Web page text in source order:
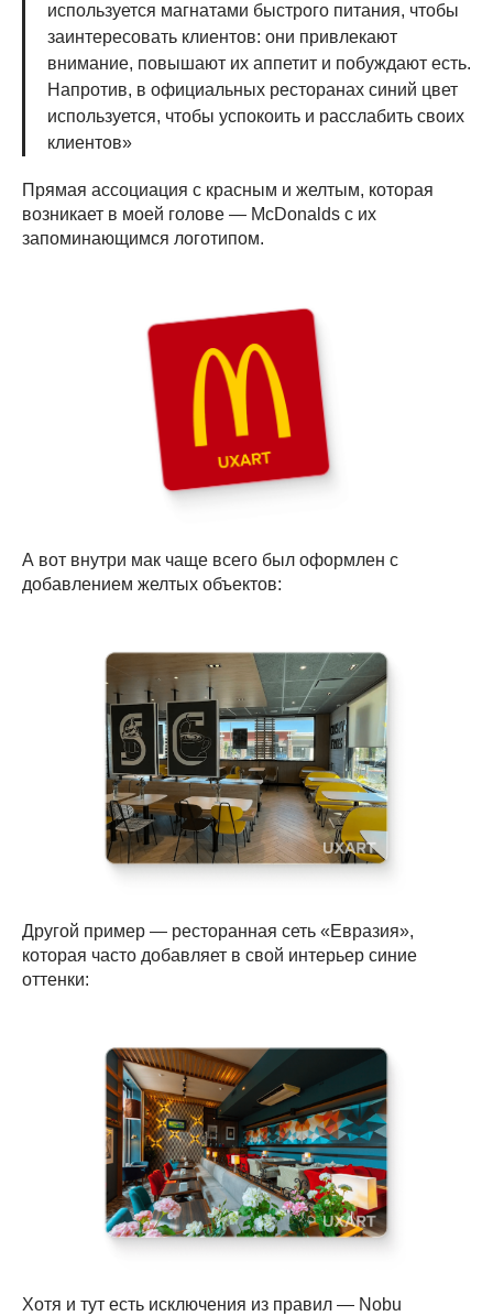
используется магнатами быстрого питания, чтобы
заинтересовать клиентов: они привлекают
внимание, повышают их аппетит и побуждают есть.
Напротив, в официальных ресторанах синий цвет
используется, чтобы успокоить и расслабить своих
клиентов»
Прямая ассоциация с красным и желтым, которая
возникает в моей голове — McDonalds с их
запоминающимся логотипом.
А вот внутри мак чаще всего был оформлен с
добавлением желтых объектов:
Другой пример — ресторанная сеть «Евразия»,
которая часто добавляет в свой интерьер синие
оттенки:
Хотя и тут есть исключения из правил — Nobu